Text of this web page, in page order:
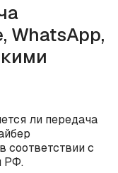
WhatsApp,
ли передача
соответствии с
РФ.